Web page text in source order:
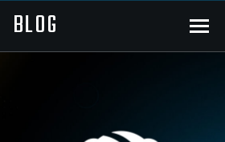
BLOG Menu